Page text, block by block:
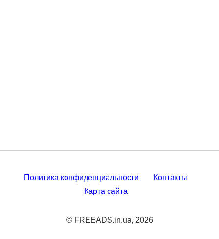
Политика конфиденциальности
Контакты
Карта сайта
© FREEADS.in.ua, 2026